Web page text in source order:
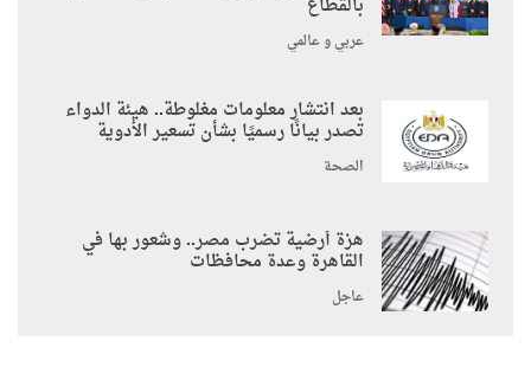
عربي و عالمي
بعد انتشار معلومات مغلوطة.. هيئة الدواء
تصدر بيانًا رسميًا بشأن تسعير الأدوية
الصحة
هزة أرضية تضرب مصر.. وشعور بها في
القاهرة وعدة محافظات
عاجل